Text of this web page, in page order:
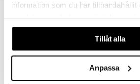
information som du har tillhandahållit
våra cookies vid fortsatt
Tillåt alla
Anpassa
Aina maksuton vaihtoehto, huolimatta
tuotteen tai koko tilauksellesi
NOPEAT
Ennen kello 13.00 tehdyt tilaukset